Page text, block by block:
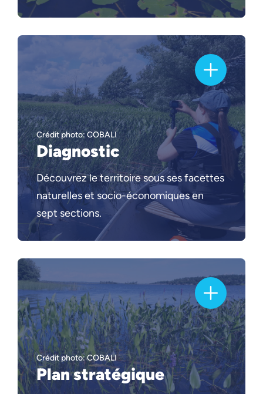
Crédit photo: COBALI
Diagnostic
Découvrez le territoire sous ses facettes
naturelles et socio-économiques en
sept sections.
Crédit photo: COBALI
Plan stratégique